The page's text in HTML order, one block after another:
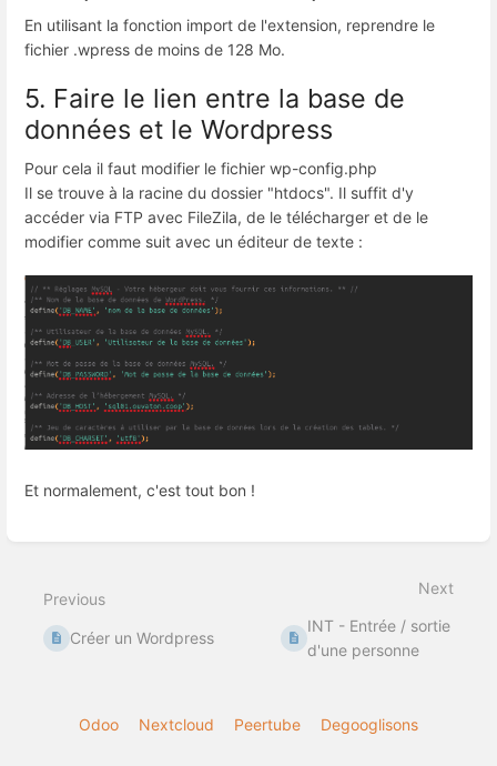
En utilisant la fonction import de l'extension, reprendre le
fichier .wpress de moins de 128 Mo.
5. Faire le lien entre la base de
données et le Wordpress
Pour cela il faut modifier le fichier wp-config.php
Il se trouve à la racine du dossier "htdocs". Il suffit d'y
accéder via FTP avec FileZila, de le télécharger et de le
modifier comme suit avec un éditeur de texte :
Et normalement, c'est tout bon !
mode
Previous
Créer un Wordpress
Next
INT - Entrée / sortie
d'une personne
Odoo Nextcloud Peertube Degooglisons